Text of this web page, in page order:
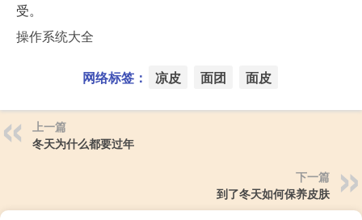
受。
操作系统大全
网络标签： 凉皮 面团 面皮
上一篇
冬天为什么都要过年
下一篇
到了冬天如何保养皮肤